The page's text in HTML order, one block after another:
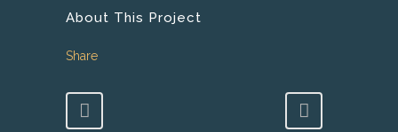
About This Project
Share